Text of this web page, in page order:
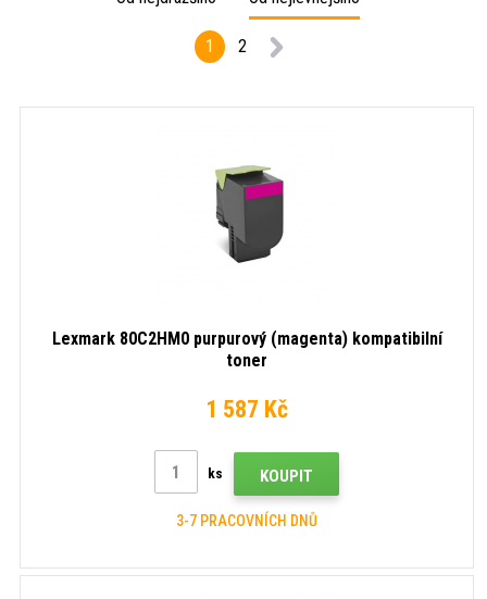
1 2
Lexmark 80C2HM0 purpurový (magenta) kompatibilní
toner
1 587 Kč
ks KOUPIT
3-7 PRACOVNÍCH DNŮ